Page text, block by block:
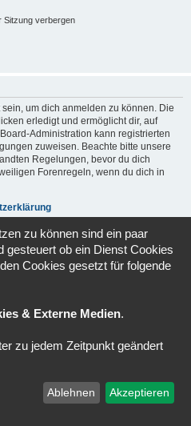
Sitzung verbergen
um dich anmelden zu können. Die
erledigt und ermöglicht dir, auf
Administration kann registrierten
zuweisen. Beachte bitte unsere
Regelungen, bevor du dich
Forenregeln, wenn du dich in
Software © phpBB Limited
zu können sind ein paar
gesteuert ob ein Dienst Cookies
Cookies gesetzt für folgende
& Externe Medien.
zu jedem Zeitpunkt geändert
Ablehnen Akzeptieren